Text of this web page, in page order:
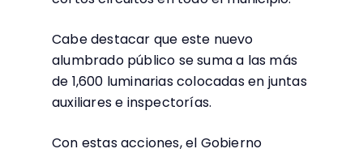
Cabe destacar que este nuevo
alumbrado público se suma a las más
de 1,600 luminarias colocadas en juntas
auxiliares e inspectorías.
Con estas acciones, el Gobierno